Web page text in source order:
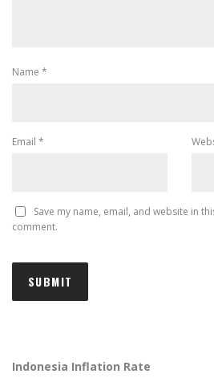
Name *
Email *
Save my name, email, and website in
comment.
Indonesia Inflation Rate